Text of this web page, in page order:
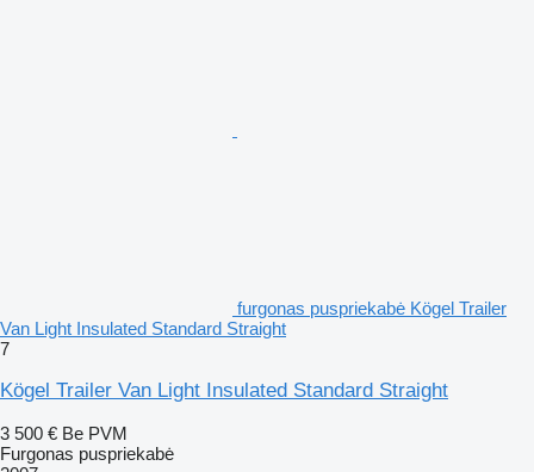
furgonas puspriekabė Kögel Trailer
Van Light Insulated Standard Straight
7
Kögel Trailer Van Light Insulated Standard Straight
3 500 € Be PVM
Furgonas puspriekabė